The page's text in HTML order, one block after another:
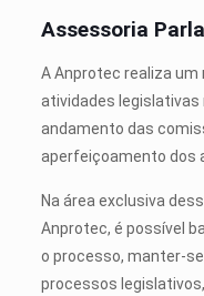
Assessoria
A Anprotec realiza
atividades legislativas
andamento das
aperfeiçoamento dos
Na área exclusiva
Anprotec, é possível
o processo, manter-
processos